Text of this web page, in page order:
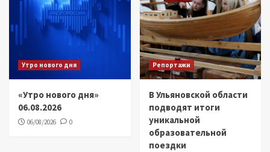
Утро нового дня
«Утро нового дня»
06.08.2026
06/08/2026 0
Репортажи
В Ульяновской области
подводят итоги
уникальной
образовательной
поездки